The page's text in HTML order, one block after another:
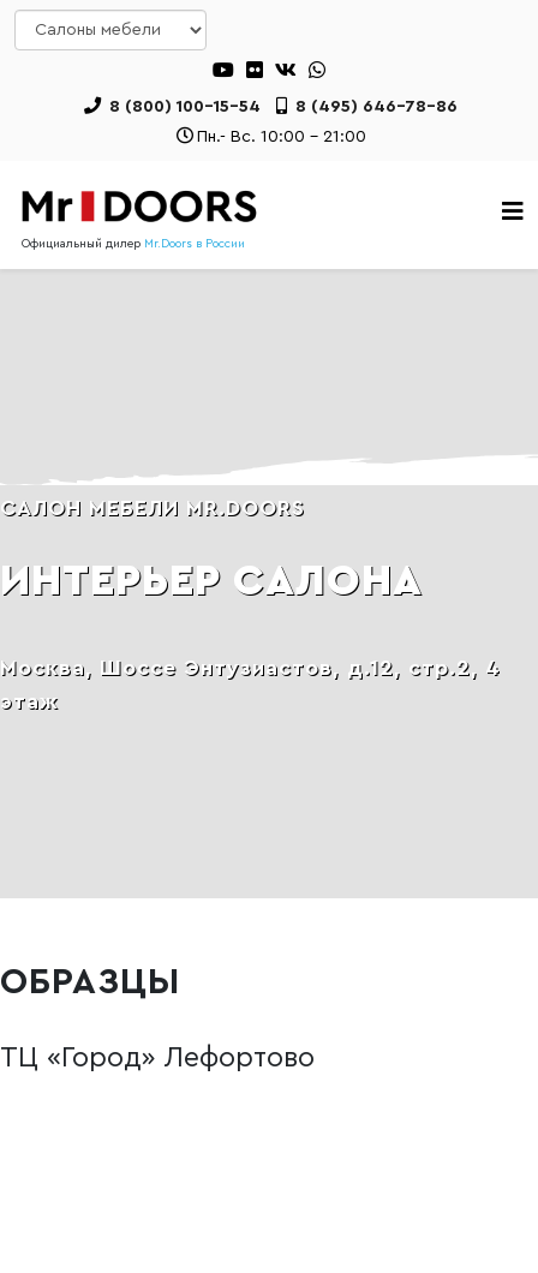
8 (800) 100-15-54
8 (495) 646-78-86
Пн.- Вс. 10:00 - 21:00
Официальный дилер Mr.Doors в России
САЛОН МЕБЕЛИ MR.DOORS
ИНТЕРЬЕР САЛОНА
Москва, Шоссе Энтузиастов, д.12, стр.2, 4
этаж
ОБРАЗЦЫ
ТЦ «Город» Лефортово